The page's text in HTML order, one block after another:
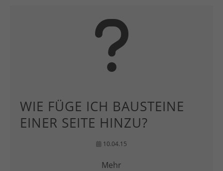
WIE FÜGE ICH BAUSTEINE
EINER SEITE HINZU?
10.04.15
Mehr